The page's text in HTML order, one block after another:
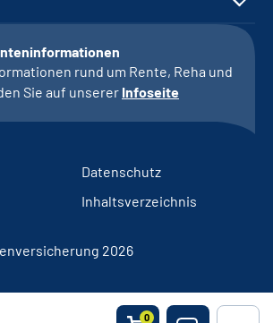
0
rund um Rente, Reha und
Sie auf unserer Infoseite
Datenschutz
Inhaltsverzeichnis
2026